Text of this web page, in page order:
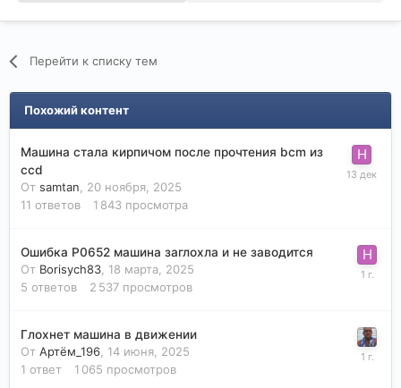
Перейти к списку тем
Похожий контент
Машина стала кирпичом после прочтения bcm из
ccd
От samtan
20 ноября, 2025
11 ответов 1 843 просмотра
Ошибка P0652 машина заглохла и не заводится
От Borisych83 18 марта, 2025
5 ответов 2 537 просмотров
Глохнет машина в движении
От Артём_196 14 июня, 2025
1 ответ 1 065 просмотров